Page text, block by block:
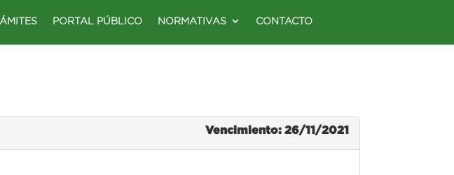
PORTAL PÚBLICO NORMATIVAS CONTACTO
Vencimiento: 26/11/2021